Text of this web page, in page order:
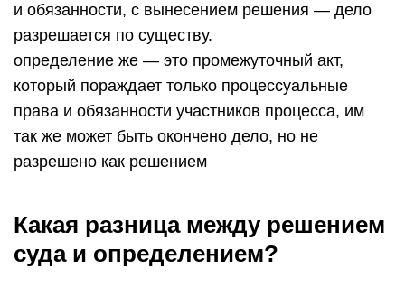
и обязанности, с вынесением решения — дело
разрешается по существу.
определение же — это промежуточный акт,
который пораждает только процессуальные
права и обязанности участников процесса, им
так же может быть окончено дело, но не
разрешено как решением
Какая разница между решением
суда и определением?